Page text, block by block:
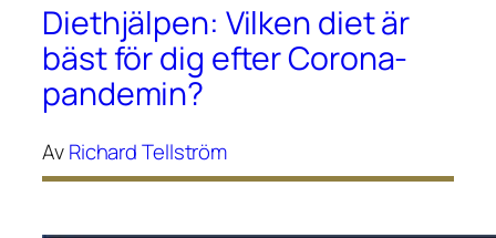
Diethjälpen: Vilken diet är
bäst för dig efter Corona-
pandemin?
AvRichard Tellström